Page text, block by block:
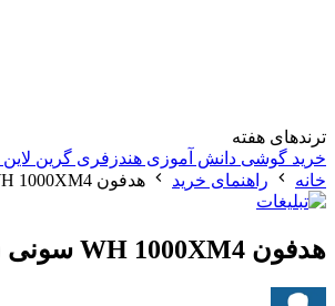
ترندهای هفته
خرید گوشی دانش آموزی هندزفری گرین لاین
خانه
راهنمای خرید هدفون WH 1000XM4 سونی (نقد و بررسی هدفون بی سیم نویز کنسلینگ سونی)
هدفون WH 1000XM4 سونی (نقد و بررسی هدفون بی سیم نویز کنسلینگ سونی)